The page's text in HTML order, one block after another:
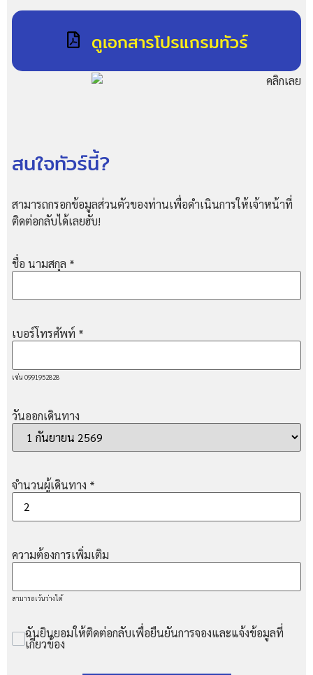
ดูเอกสารโปรแกรมทัวร์
สนใจทัวร์นี้?
สามารถกรอกข้อมูลส่วนตัวของท่านเพื่อดำเนินการให้เจ้าหน้าที่
ติดต่อกลับได้เลยฮับ!
ชื่อ นามสกุล *
เบอร์โทรศัพท์ *
เช่น 0991952828
วันออกเดินทาง
จำนวนผู้เดินทาง *
ความต้องการเพิ่มเติม
สามารถเว้นว่างได้
ฉันยินยอมให้ติดต่อกลับเพื่อยืนยันการจองและแจ้งข้อมูลที่
เกี่ยวข้อง